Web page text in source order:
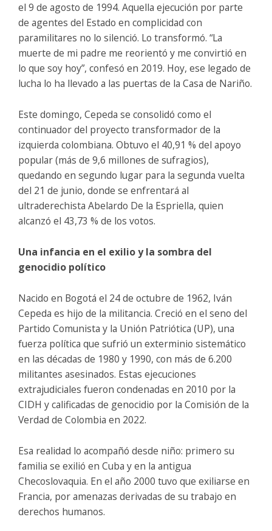
el 9 de agosto de 1994. Aquella ejecución por parte
de agentes del Estado en complicidad con
paramilitares no lo silenció. Lo transformó. “La
muerte de mi padre me reorientó y me convirtió en
lo que soy hoy”, confesó en 2019. Hoy, ese legado de
lucha lo ha llevado a las puertas de la Casa de Nariño.
Este domingo, Cepeda se consolidó como el
continuador del proyecto transformador de la
izquierda colombiana. Obtuvo el 40,91 % del apoyo
popular (más de 9,6 millones de sufragios),
quedando en segundo lugar para la segunda vuelta
del 21 de junio, donde se enfrentará al
ultraderechista Abelardo De la Espriella, quien
alcanzó el 43,73 % de los votos.
Una infancia en el exilio y la sombra del
genocidio político
Nacido en Bogotá el 24 de octubre de 1962, Iván
Cepeda es hijo de la militancia. Creció en el seno del
Partido Comunista y la Unión Patriótica (UP), una
fuerza política que sufrió un exterminio sistemático
en las décadas de 1980 y 1990, con más de 6.200
militantes asesinados. Estas ejecuciones
extrajudiciales fueron condenadas en 2010 por la
CIDH y calificadas de genocidio por la Comisión de la
Verdad de Colombia en 2022.
Esa realidad lo acompañó desde niño: primero su
familia se exilió en Cuba y en la antigua
Checoslovaquia. En el año 2000 tuvo que exiliarse en
Francia, por amenazas derivadas de su trabajo en
derechos humanos.